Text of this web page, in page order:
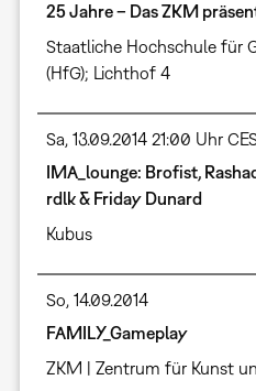
25 Jahre – Das ZKM
Staatliche Hochschule für
(HfG); Lichthof 4
Sa, 13.09.2014 21:00 Uhr
IMA_lounge: Brofist,
rdlk & Friday Dunard
Kubus
So, 14.09.2014
FAMILY_Gameplay
ZKM | Zentrum für Kunst